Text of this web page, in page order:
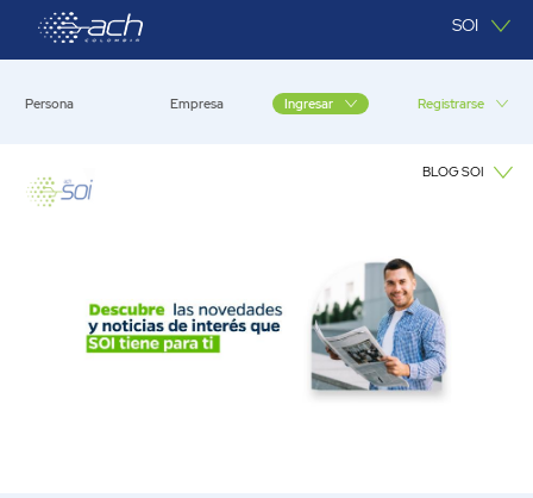
Saltar al contenido principal SOI
Persona Empresa Ingresar Registrarse
BLOG SOI